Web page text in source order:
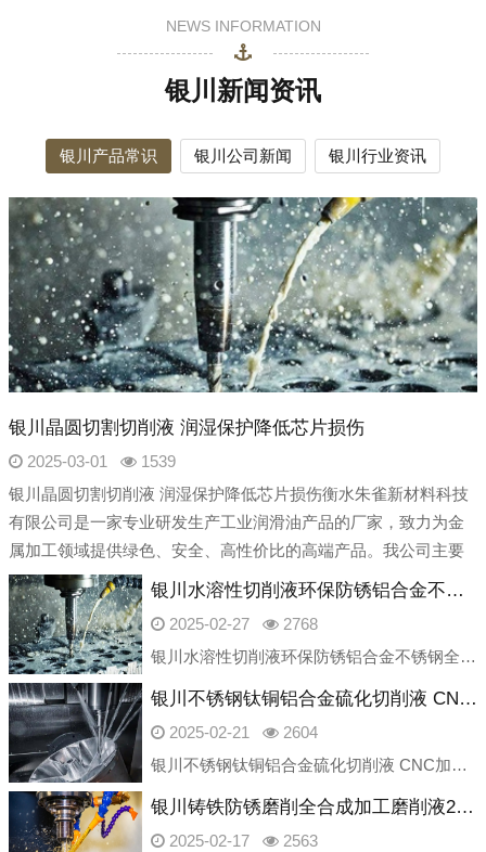
NEWS INFORMATION
银川新闻资讯
银川产品常识 银川公司新闻 银川行业资讯
银川晶圆切割切削液 润湿保护降低芯片损伤
2025-03-01
1539
银川晶圆切割切削液 润湿保护降低芯片损伤衡水朱雀新材料科技
有限公司是一家专业研发生产工业润滑油产品的厂家，致力为金
属加工领域提供绿色、安全、高性价比的高端产品。我公司主要
产品产品包含：切削液、乳化油、磨削
银川水溶性切削液环保防锈铝合金不锈钢全合成车床冷却液
2025-02-27
2768
银川水溶性切削液环保防锈铝合金不锈钢全合成车床冷却液衡水朱雀新材料科技有限公司是一家专业研发生产工业润滑油产品的厂家，致力为金属加工领域提供绿色、安全、高性价比的高端产品。我公司主要产品产品包含：切削液、
银川不锈钢钛铜铝合金硫化切削液 CNC加工中心车床 全合成 磨削油厂家
2025-02-21
2604
银川不锈钢钛铜铝合金硫化切削液 CNC加工中心车床 全合成 磨削油厂家衡水朱雀新材料科技有限公司是一家专业研发生产工业润滑油产品的厂家，致力为金属加工领域提供绿色、安全、高性价比的高端产品。我公司主要产品
银川铸铁防锈磨削全合成加工磨削液200L CNC加工中心绿色车床切削液
2025-02-17
2563